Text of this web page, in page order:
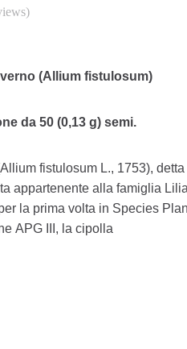
(Allium fistulosum)
da 50 (0,13 g) semi.
fistulosum L., 1753),
appartenente alla famiglia
la prima volta in Species
APG III, la cipolla